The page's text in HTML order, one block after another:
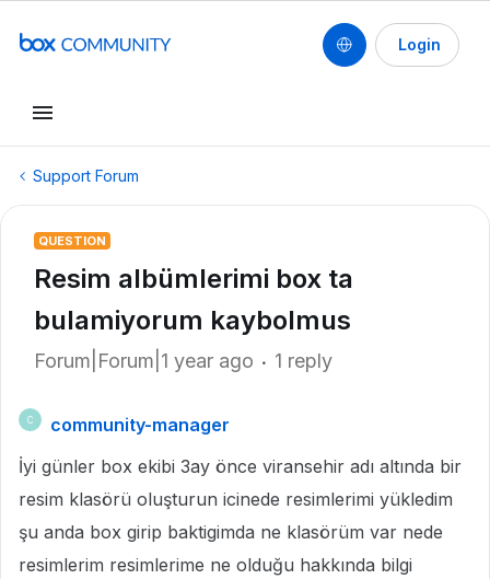
Login
Support Forum
QUESTION
Resim albümlerimi box ta
bulamiyorum kaybolmus
Forum|Forum|1 year ago 1 reply
C
community-manager
İyi günler box ekibi 3ay önce viransehir adı altında bir
resim klasörü oluşturun icinede resimlerimi yükledim
şu anda box girip baktigimda ne klasörüm var nede
resimlerim resimlerime ne olduğu hakkında bilgi